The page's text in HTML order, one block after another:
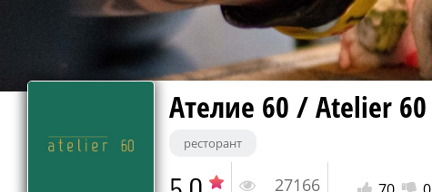
Банско
Ателие 60 / Atelier 60
ресторант
27166